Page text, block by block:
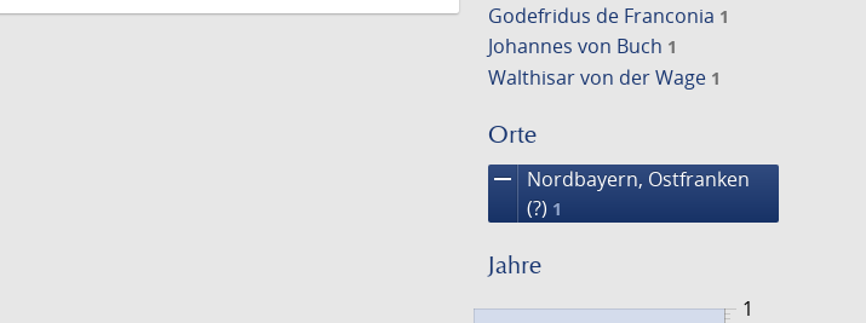
Godefridus de Franconia 1
Johannes von Buch 1
Walthisar von der Wage 1
Orte
remove
Nordbayern, Ostfranken
(?) 1
Jahre
1